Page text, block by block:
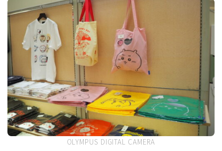
OLYMPUS DIGITAL CAMERA